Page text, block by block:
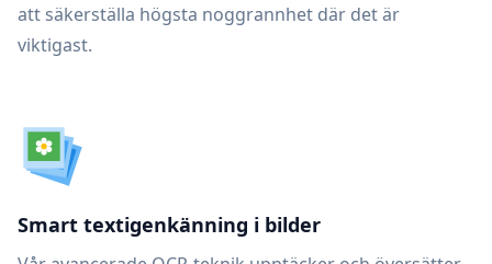
att säkerställa högsta noggrannhet där det är
viktigast.
Smart textigenkänning i bilder